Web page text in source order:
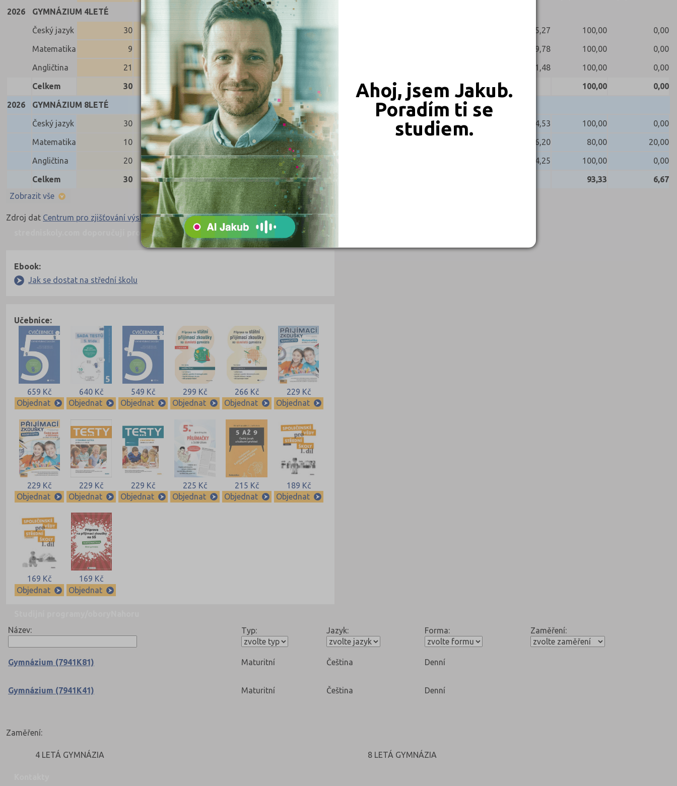
Ahoj, jsem Jakub.
Poradím ti se
studiem.
2026
GYMNÁZIUM 4LETÉ
Český jazyk 30 30 30 0 0 85,27 100,00 0,00
Matematika 9 9 9 0 0 69,78 100,00 0,00
Angličtina 21 21 21 0 0 91,48 100,00 0,00
Celkem 30 30 30 0 0 100,00 0,00
2026 GYMNÁZIUM 8LETÉ
Český jazyk 30 30 30 0 0 84,53 100,00 0,00
Matematika 10 10 8 2 0 66,20 80,00 20,00
Angličtina 20 20 20 0 0 94,25 100,00 0,00
Celkem 30 30 28 2 0 93,33
6,67
Zobrazit vše
Zdroj dat Centrum pro zjišťování výsledků vzdělávání
stredniskoly.com doporučují pro přípravuNahoru
Ebook:
Jak se dostat na střední školu
Učebnice:
659 Kč
Objednat
640 Kč
Objednat
549 Kč
Objednat
299 Kč
Objednat
266 Kč
Objednat
229 Kč
Objednat
229 Kč
Objednat
229 Kč
Objednat
229 Kč
Objednat
225 Kč
Objednat
215 Kč
Objednat
189 Kč
Objednat
169 Kč
Objednat
169 Kč
Objednat
Název:
Typ: Jazyk: Forma: Zaměření:
Gymnázium (7941K81) Maturitní Čeština Denní
Gymnázium (7941K41) Maturitní Čeština Denní
Zaměření:
4 LETÁ GYMNÁZIA 8 LETÁ GYMNÁZIA